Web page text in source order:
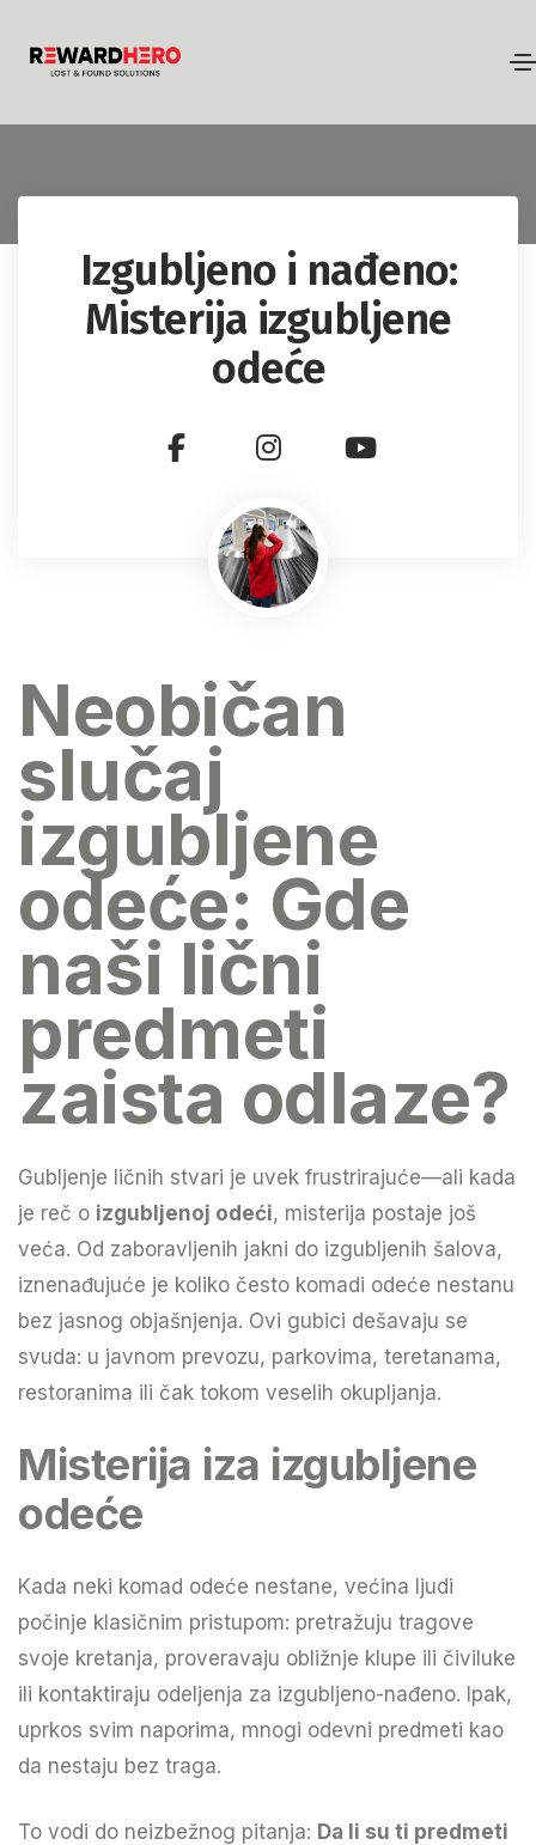
Izgubljeno i nađeno:
Misterija izgubljene
odeće
Neobičan
slučaj
izgubljene
odeće: Gde
naši lični
predmeti
zaista odlaze?
Gubljenje ličnih stvari je uvek frustrirajuće—ali kada
je reč o izgubljenoj odeći, misterija postaje još
veća. Od zaboravljenih jakni do izgubljenih šalova,
iznenađujuće je koliko često komadi odeće nestanu
bez jasnog objašnjenja. Ovi gubici dešavaju se
svuda: u javnom prevozu, parkovima, teretanama,
restoranima ili čak tokom veselih okupljanja.
Misterija iza izgubljene
odeće
Kada neki komad odeće nestane, većina ljudi
počinje klasičnim pristupom: pretražuju tragove
svoje kretanja, proveravaju obližnje klupe ili čiviluke
ili kontaktiraju odeljenja za izgubljeno-nađeno. Ipak,
uprkos svim naporima, mnogi odevni predmeti kao
da nestaju bez traga.
To vodi do neizbežnog pitanja: Da li su ti predmeti